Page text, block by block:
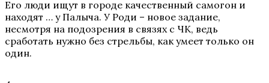
Его люди ищут в городе качественный самогон и
находят … у Палыча. У Роди – новое задание,
несмотря на подозрения в связях с ЧК, ведь
сработать нужно без стрельбы, как умеет только он
один.